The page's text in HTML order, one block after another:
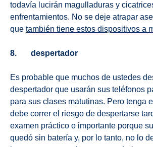
todavía lucirán magulladuras y
enfrentamientos. No se deje atrapar
que también tiene estos dispositivos a
8. despertador
Es probable que muchos de ustedes
despertador que usarán sus teléfonos
para sus clases matutinas. Pero tenga
debe correr el riesgo de despertarse
examen práctico o importante porque
quedó sin batería y, por lo tanto, no lo